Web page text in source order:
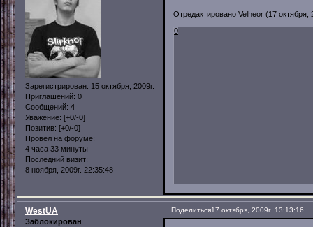
Зарегистрирован: 15 октября, 2009г.
Приглашений: 0
Сообщений: 4
Уважение: [+0/-0]
Позитив: [+0/-0]
Провел на форуме:
4 часа 33 минуты
Последний визит:
8 ноября, 2009г. 22:35:48
Отредактировано Velheor (17 октября,
0
Поделиться17 октября, 2009г. 13:13:16
WestUA
Заблокирован